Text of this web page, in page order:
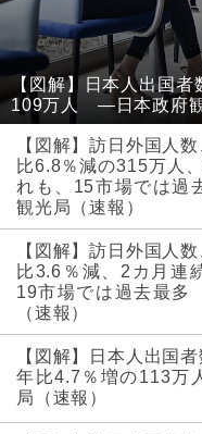
【図解】日本人出国
109万人 ―日本政府観
【図解】訪日外国人
比6.8％減の315万人
れも、15市場では
観光局（速報）
【図解】訪日外国人
比3.6％減、2カ月連
19市場では過去最
（速報）
【図解】日本人出国
年比4.7％増の113
局（速報）